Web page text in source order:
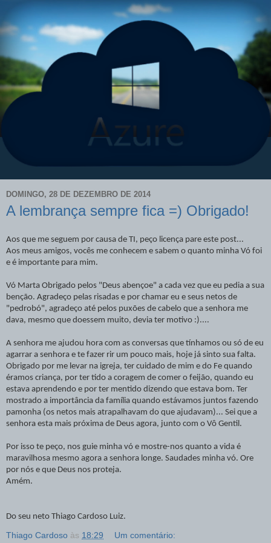
DOMINGO, 28 DE DEZEMBRO DE 2014
A lembrança sempre fica =) Obrigado!
Aos que me seguem por causa de TI, peço licença pare este post...
Aos meus amigos, vocês me conhecem e sabem o quanto minha Vó foi
e é importante para mim.
Vó Marta Obrigado pelos "Deus abençoe" a cada vez que eu pedia a sua
benção. Agradeço pelas risadas e por chamar eu e seus netos de
"pedrobó", agradeço até pelos puxões de cabelo que a senhora me
dava, mesmo que doessem muito, devia ter motivo :)....
A senhora me ajudou hora com as conversas que tínhamos ou só de eu
agarrar a senhora e te fazer rir um pouco mais, hoje já sinto sua falta.
Obrigado por me levar na igreja, ter cuidado de mim e do Fe quando
éramos criança, por ter tido a coragem de comer o feijão, quando eu
estava aprendendo e por ter mentido dizendo que estava bom. Ter
mostrado a importância da família quando estávamos juntos fazendo
pamonha (os netos mais atrapalhavam do que ajudavam)... Sei que a
senhora esta mais próxima de Deus agora, junto com o Vô Gentil.
Por isso te peço, nos guie minha vó e mostre-nos quanto a vida é
maravilhosa mesmo agora a senhora longe. Saudades minha vó. Ore
por nós e que Deus nos proteja.
Amém.
Do seu neto Thiago Cardoso Luiz.
Thiago Cardoso às 18:29 Um comentário: